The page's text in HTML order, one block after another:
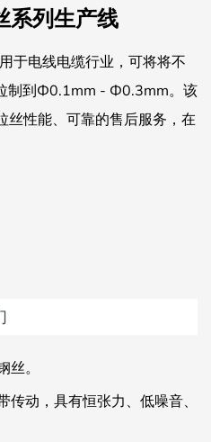
系列生产线
于电线电缆行业，可将将不
制到Ф0.1mm - Ф0.3mm。该
丝性能、可靠的售后服务，在
。
动，具有恒张力、低噪音、